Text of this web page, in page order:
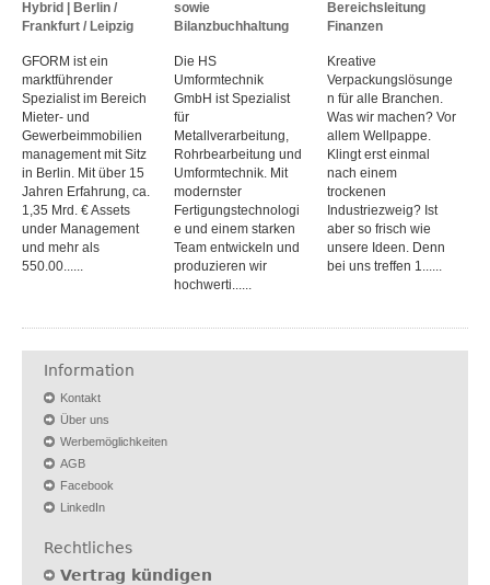
Hybrid | Berlin /
Frankfurt / Leipzig
GFORM ist ein
marktführender
Spezialist im Bereich
Mieter- und
Gewerbeimmobilien
management mit Sitz
in Berlin. Mit über 15
Jahren Erfahrung, ca.
1,35 Mrd. € Assets
under Management
und mehr als
550.00......
sowie
Bilanzbuchhaltung
Die HS
Umformtechnik
GmbH ist Spezialist
für
Metallverarbeitung,
Rohrbearbeitung und
Umformtechnik. Mit
modernster
Fertigungstechnologi
e und einem starken
Team entwickeln und
produzieren wir
hochwerti......
Bereichsleitung
Finanzen
Kreative
Verpackungslösunge
n für alle Branchen.
Was wir machen? Vor
allem Wellpappe.
Klingt erst einmal
nach einem
trockenen
Industriezweig? Ist
aber so frisch wie
unsere Ideen. Denn
bei uns treffen 1......
Information
Kontakt
Über uns
Werbemöglichkeiten
AGB
Facebook
LinkedIn
Rechtliches
Vertrag kündigen